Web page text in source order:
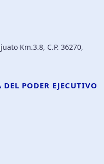
Km.3.8, C.P. 36270,
PODER EJECUTIVO